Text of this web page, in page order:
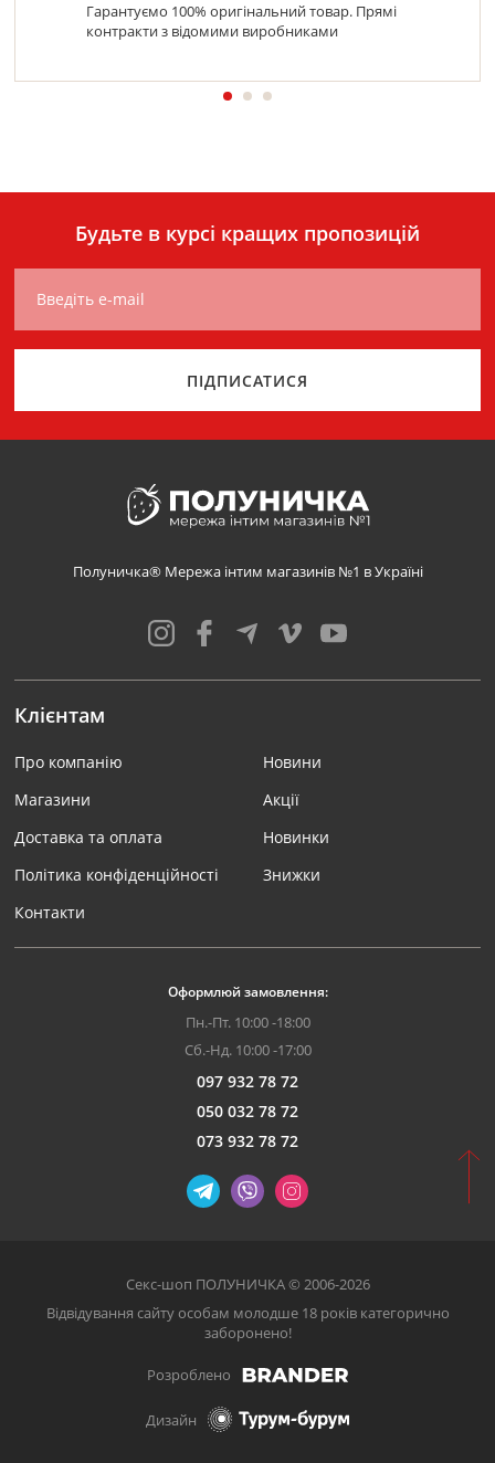
Гарантуємо 100% оригінальний товар. Прямі
контракти з відомими виробниками
Будьте в курсі кращих пропозицій
Введіть e-mail
ПІДПИСАТИСЯ
Полуничка® Мережа інтим магазинів №1 в Україні
Клієнтам
Про компанію
Магазини
Доставка та оплата
Політика конфіденційності
Контакти
Новини
Акції
Новинки
Знижки
Оформлюй замовлення:
Пн.-Пт. 10:00 -18:00
Сб.-Нд. 10:00 -17:00
097 932 78 72
050 032 78 72
073 932 78 72
Секс-шоп ПОЛУНИЧКА © 2006-2026
Відвідування сайту особам молодше 18 років категорично
заборонено!
Розроблено
Дизайн